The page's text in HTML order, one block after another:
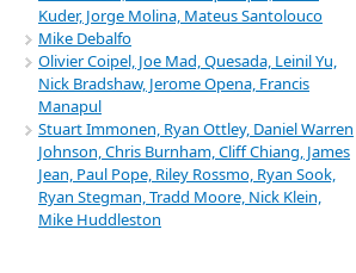
Kuder, Jorge Molina, Mateus Santolouco
Mike Debalfo
Olivier Coipel, Joe Mad, Quesada, Leinil Yu,
Nick Bradshaw, Jerome Opena, Francis
Manapul
Stuart Immonen, Ryan Ottley, Daniel Warren
Johnson, Chris Burnham, Cliff Chiang, James
Jean, Paul Pope, Riley Rossmo, Ryan Sook,
Ryan Stegman, Tradd Moore, Nick Klein,
Mike Huddleston